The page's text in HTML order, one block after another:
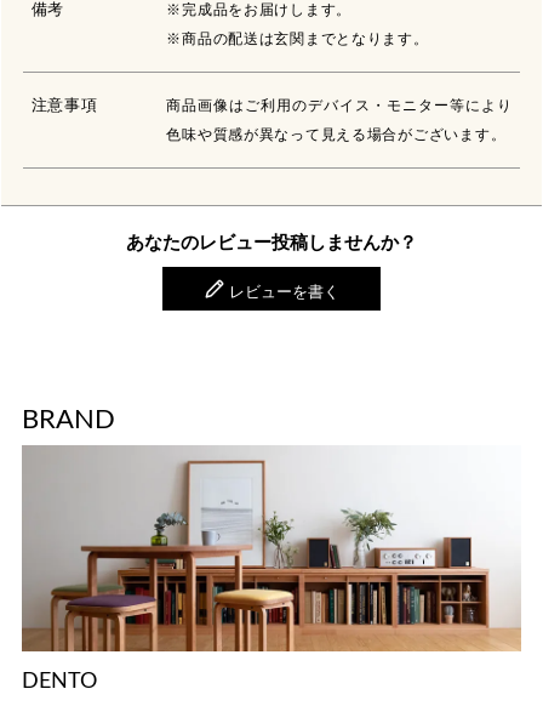
備考
※完成品をお届けします。
※商品の配送は玄関までとなります。
注意事項
商品画像はご利用のデバイス・モニター等により
色味や質感が異なって見える場合がございます。
あなたのレビュー投稿しませんか？
レビューを書く
BRAND
DENTO